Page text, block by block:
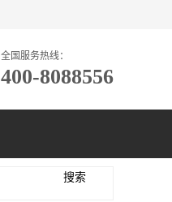
全国服务热线：
400-8088556
搜索